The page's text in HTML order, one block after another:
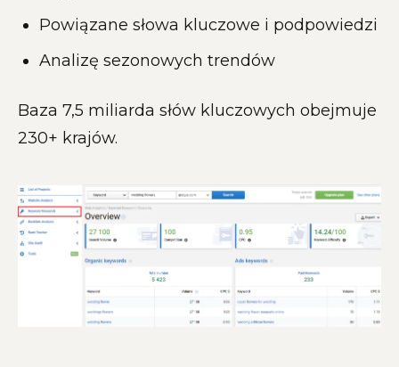
Powiązane słowa kluczowe i podpowiedzi
Analizę sezonowych trendów
Baza 7,5 miliarda słów kluczowych obejmuje
230+ krajów.